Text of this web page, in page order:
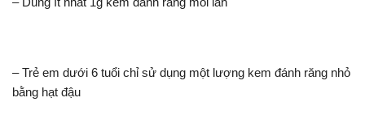
– Trẻ em dưới 6 tuổi chỉ sử dụng một lượng kem đánh răng nhỏ
bằng hạt đậu